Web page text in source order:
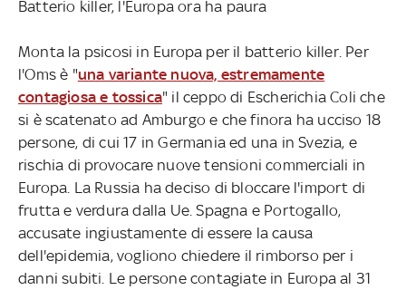
Batterio killer, l'Europa ora ha paura
Monta la psicosi in Europa per il batterio killer. Per
l'Oms è "una variante nuova, estremamente
contagiosa e tossica" il ceppo di Escherichia Coli che
si è scatenato ad Amburgo e che finora ha ucciso 18
persone, di cui 17 in Germania ed una in Svezia, e
rischia di provocare nuove tensioni commerciali in
Europa. La Russia ha deciso di bloccare l'import di
frutta e verdura dalla Ue. Spagna e Portogallo,
accusate ingiustamente di essere la causa
dell'epidemia, vogliono chiedere il rimborso per i
danni subiti. Le persone contagiate in Europa al 31